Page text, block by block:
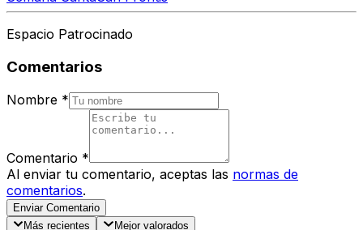
Espacio Patrocinado
Comentarios
Nombre *
Comentario *
Al enviar tu comentario, aceptas las normas de
comentarios.
Enviar Comentario
Más recientes
Mejor valorados